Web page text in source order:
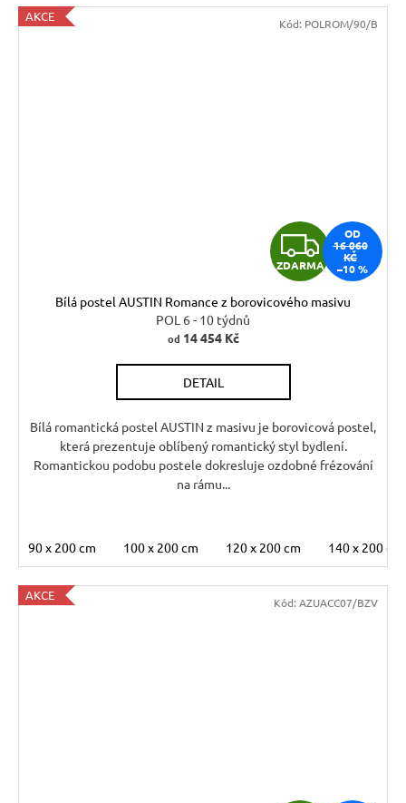
AKCE
Z
D
A
ZDARMA
OD
16 060
KČ
–10 %
Bílá postel AUSTIN Romance z borovicového masivu
POL 6 - 10 týdnů
od 14 454 Kč
DETAIL
Bílá romantická postel AUSTIN z masivu je borovicová postel,
která prezentuje oblíbený romantický styl bydlení.
Romantickou podobu postele dokresluje ozdobné frézování
na rámu...
90 x 200 cm 100 x 200 cm 120 x 200 cm 140 x 200 cm
Kód: POLROM/90/B
AKCE Kód: AZUACC07/BZV